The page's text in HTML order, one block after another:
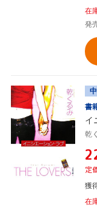
在
発
書
イ
乾
定
獲
在